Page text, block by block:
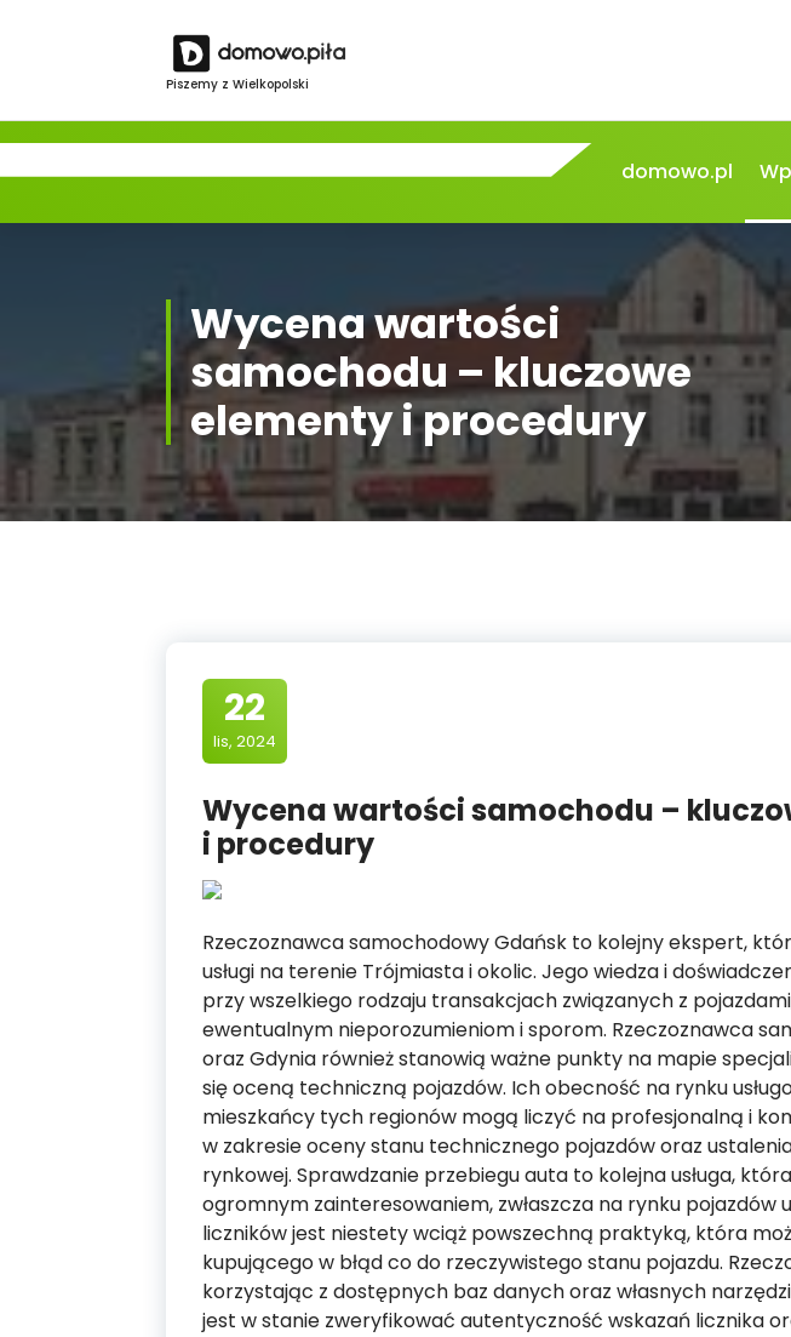
Piszemy z Wielkopolski
domowo.pl
Wycena wartości
samochodu – kluczowe
elementy i procedury
22
lis, 2024
Wycena wartości samochodu –
i procedury
Rzeczoznawca samochodowy Gdańsk to kolejny ekspert,
usługi na terenie Trójmiasta i okolic. Jego wiedza i
przy wszelkiego rodzaju transakcjach związanych z
ewentualnym nieporozumieniom i sporom. Rzeczoznawca
oraz Gdynia również stanowią ważne punkty na mapie
się oceną techniczną pojazdów. Ich obecność na rynku
mieszkańcy tych regionów mogą liczyć na profesjonalną i
w zakresie oceny stanu technicznego pojazdów oraz
rynkowej. Sprawdzanie przebiegu auta to kolejna usługa,
ogromnym zainteresowaniem, zwłaszcza na rynku pojazdów
liczników jest niestety wciąż powszechną praktyką, która
kupującego w błąd co do rzeczywistego stanu pojazdu.
korzystając z dostępnych baz danych oraz własnych
jest w stanie zweryfikować autentyczność wskazań licznika